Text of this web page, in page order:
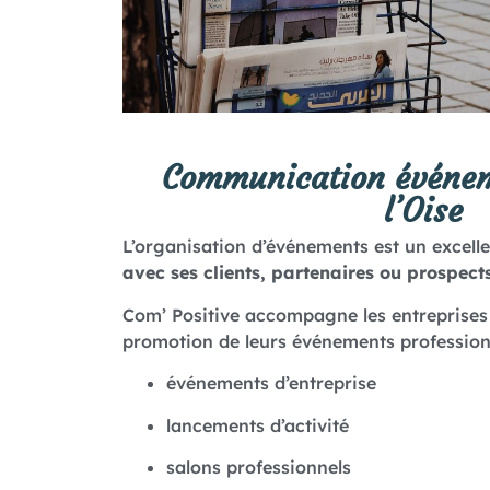
Communication
l’Oise
L’organisation d’événements est un
avec ses clients, partenaires ou
Com’ Positive accompagne les
promotion de leurs événements
événements d’entreprise
lancements d’activité
salons professionnels